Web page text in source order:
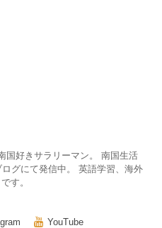
国好きサラリーマン。 南国生活
グにて発信中。 英語学習、海外
す。
YouTube